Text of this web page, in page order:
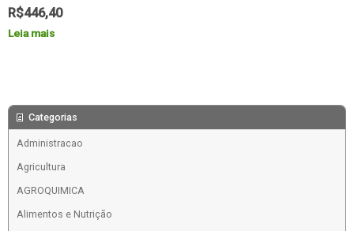
R$446,40
Leia mais
Categorias
Administracao
Agricultura
AGROQUIMICA
Alimentos e Nutrição